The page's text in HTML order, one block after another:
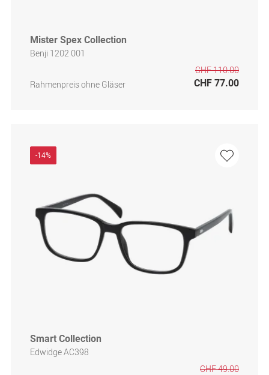
Mister Spex Collection
Benji 1202 001
Rahmenpreis ohne Gläser
CHF 110.00
CHF 77.00
-14%
Smart Collection
Edwidge AC398
CHF 49.00